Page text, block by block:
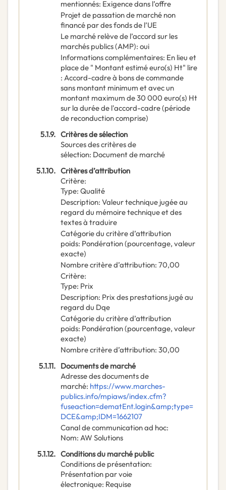
mentionnés: Exigence dans l’offre
Projet de passation de marché non
financé par des fonds de l’UE
Le marché relève de l’accord sur les
marchés publics (AMP): oui
Informations complémentaires: En lieu et
place de " Montant estimé euro(s) Ht" lire
: Accord-cadre à bons de commande
sans montant minimum et avec un
montant maximum de 30 000 euro(s) Ht
sur la durée de l'accord-cadre (période
de reconduction comprise)
5.1.9. Critères de sélection
Sources des critères de
sélection: Document de marché
5.1.10. Critères d’attribution
Critère:
Type: Qualité
Description: Valeur technique jugée au
regard du mémoire technique et des
textes à traduire
Catégorie du critère d’attribution
poids: Pondération (pourcentage, valeur
exacte)
Nombre critère d’attribution: 70,00
Critère:
Type: Prix
Description: Prix des prestations jugé au
regard du Dqe
Catégorie du critère d’attribution
poids: Pondération (pourcentage, valeur
exacte)
Nombre critère d’attribution: 30,00
5.1.11. Documents de marché
Adresse des documents de
marché: https://www.marches-
publics.info/mpiaws/index.cfm?
fuseaction=dematEnt.login&amp;type=
DCE&amp;IDM=1662107
Canal de communication ad hoc:
Nom: AW Solutions
5.1.12. Conditions du marché public
Conditions de présentation:
Présentation par voie
électronique: Requise